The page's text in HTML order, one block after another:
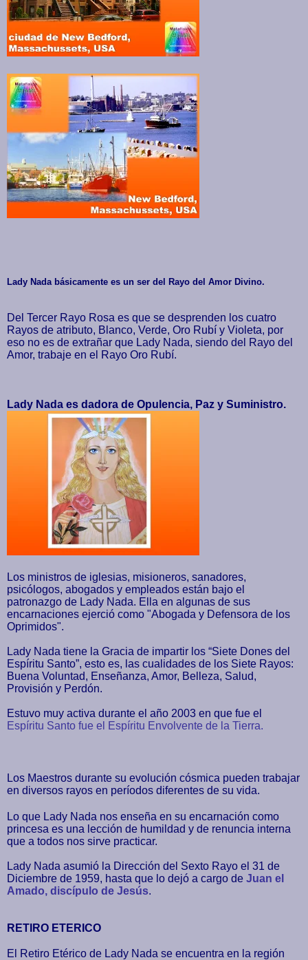
Lady Nada básicamente es un ser del Rayo del Amor Divino.
Del Tercer Rayo Rosa es que se desprenden los cuatro
Rayos de atributo, Blanco, Verde, Oro Rubí y Violeta, por
eso no es de extrañar que Lady Nada, siendo del Rayo del
Amor, trabaje en el Rayo Oro Rubí.
Lady Nada es dadora de Opulencia, Paz y Suministro.
Los ministros de iglesias, misioneros, sanadores,
psicólogos, abogados y empleados están bajo el
patronazgo de Lady Nada. Ella en algunas de sus
encarnaciones ejerció como "Abogada y Defensora de los
Oprimidos".
Lady Nada tiene la Gracia de impartir los “Siete Dones del
Espíritu Santo”, esto es, las cualidades de los Siete Rayos:
Buena Voluntad, Enseñanza, Amor, Belleza, Salud,
Provisión y Perdón.
Estuvo muy activa durante el año 2003 en que fue el
Espíritu Santo fue el Espíritu Envolvente de la Tierra.
Los Maestros durante su evolución cósmica pueden trabajar
en diversos rayos en períodos diferentes de su vida.
Lo que Lady Nada nos enseña en su encarnación como
princesa es una lección de humildad y de renuncia interna
que a todos nos sirve practicar.
Lady Nada asumió la Dirección del Sexto Rayo el 31 de
Diciembre de 1959, hasta que lo dejó a cargo de Juan el
Amado, discípulo de Jesús.
RETIRO ETERICO
El Retiro Etérico de Lady Nada se encuentra en la región